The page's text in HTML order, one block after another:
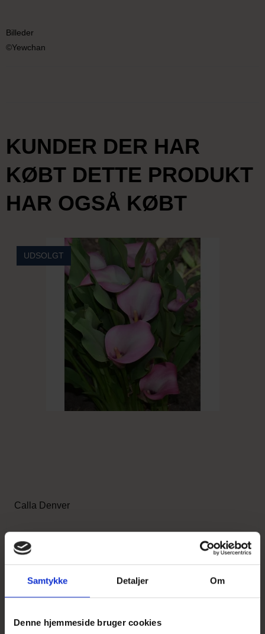
Samtykke Detaljer Om
Denne hjemmeside bruger cookies
Billeder
©Yewchan
KUNDER DER HAR
KØBT DETTE PRODUKT
HAR OGSÅ KØBT
UDSOLGT
Calla Denver
18,00 DKK
Vis produkt